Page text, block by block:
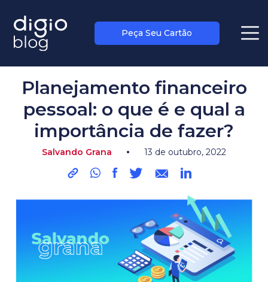
Peça Seu Cartão
Planejamento financeiro
pessoal: o que é e qual a
importância de fazer?
Salvando Grana • 13 de outubro, 2022